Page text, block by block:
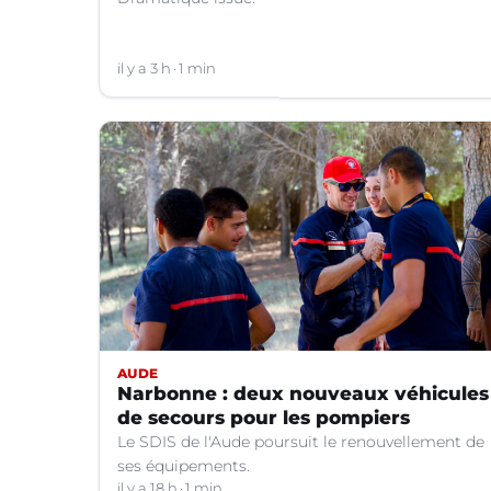
il y a 3 h 1 min
AUDE
Narbonne : deux nouveaux véhicules
de secours pour les pompiers
Le SDIS de l'Aude poursuit le renouvellement de
ses équipements.